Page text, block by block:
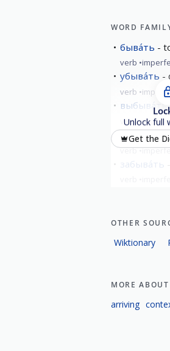
WORD
быва́ть
verb
убыва́ть
verb
выбыва́ть
verb
добыва́ть
verb
забыва́ть
Unlock full
Get the
OTHER
Wiktionary
MORE
arriving